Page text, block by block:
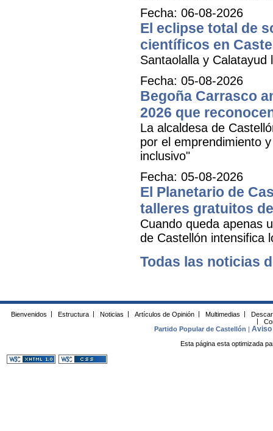
Fecha: 06-08-2026
El eclipse total de
científicos en
Santaolalla y Calatayud
Fecha: 05-08-2026
Begoña Carrasco
2026 que
La alcaldesa de
por el emprendimiento
inclusivo"
Fecha: 05-08-2026
El Planetario de
talleres gratuitos
Cuando queda apenas
de Castellón intensifica
Todas las noticias
Bienvenidos Estructura Noticias Artículos de Opinión Multimedias
Partido Popular de Castellón
|Aviso
Esta página esta optimizada